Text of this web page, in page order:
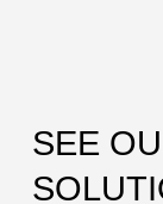
SEE